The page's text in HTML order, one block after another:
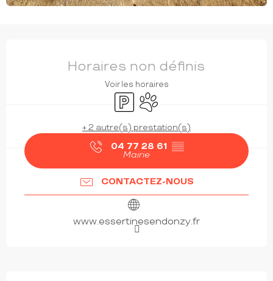
Horaires non définis
Voir les horaires
ParkingAnimaux acceptés
+ 2 autre(s) prestation(s)
04 77 28 61 ▒▒
Mairie
CONTACTEZ-NOUS
www.essertinesendonzy.fr